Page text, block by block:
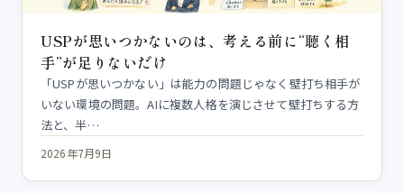
USPが思いつかないのは、考える前に“聴く相
手”が足りないだけ
「USPが思いつかない」は能力の問題じゃなく壁打ち相手が
いない環境の問題。AIに複数人格を演じさせて壁打ちする方
法と、半…
2026年7月9日